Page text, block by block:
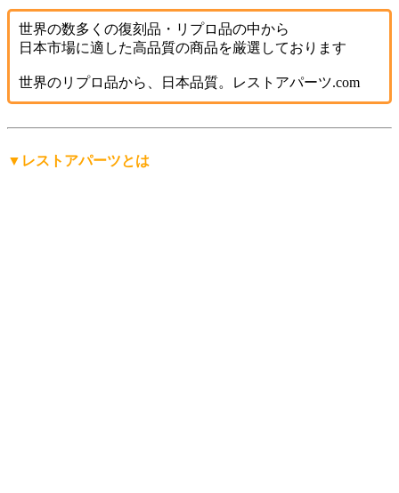
世界の数多くの復刻品・リプロ品の中から
日本市場に適した高品質の商品を厳選しております
世界のリプロ品から、日本品質。レストアパーツ.com
▼レストアパーツとは